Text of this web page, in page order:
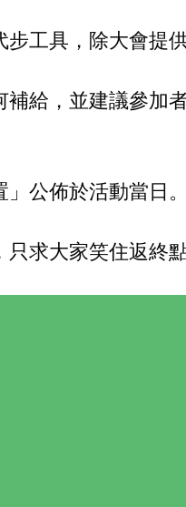
工具，除大會提供
給，並建議參加
公佈於活動當日。
求大家笑住返終